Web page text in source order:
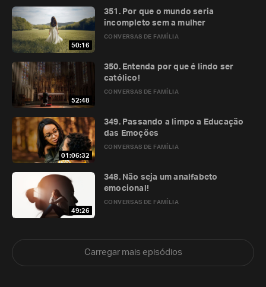
50:16
CONVERSAS DE FAMÍLIA
351. Por que o mundo seria
incompleto sem a mulher
52:48
CONVERSAS DE FAMÍLIA
350. Entenda por que é lindo ser
católico!
01:06:32
CONVERSAS DE FAMÍLIA
349. Passando a limpo a Educação
das Emoções
49:26
CONVERSAS DE FAMÍLIA
348. Não seja um analfabeto
emocional!
Carregar mais episódios